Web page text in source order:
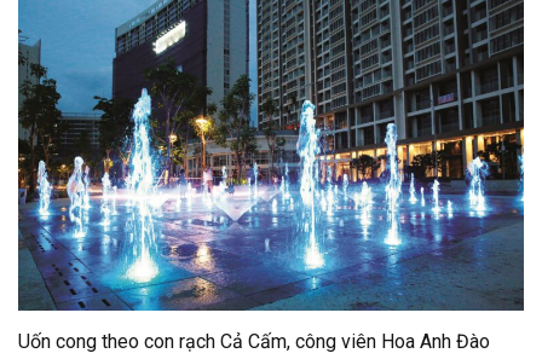
Uốn cong theo con rạch Cả Cấm, công viên Hoa Anh Đào